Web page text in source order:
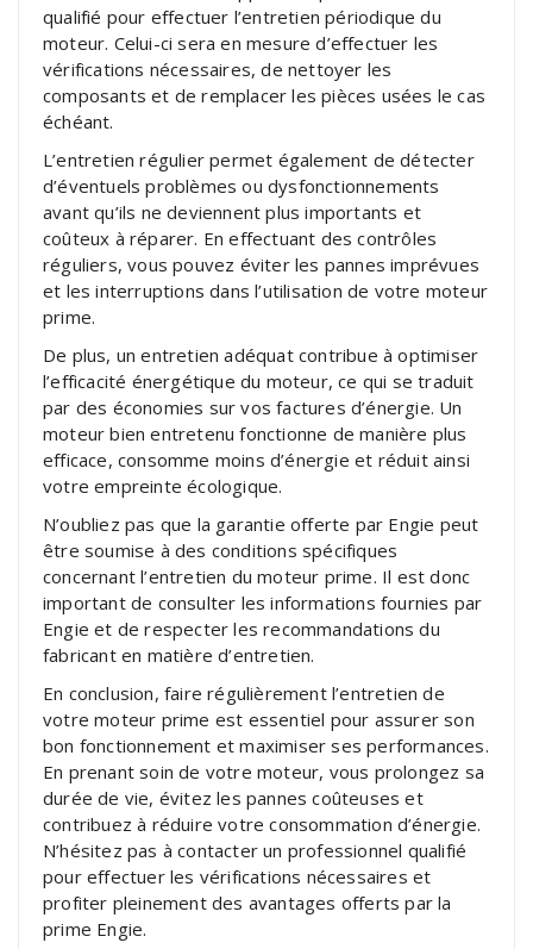
qualifié pour effectuer l’entretien périodique du
moteur. Celui-ci sera en mesure d’effectuer les
vérifications nécessaires, de nettoyer les
composants et de remplacer les pièces usées le cas
échéant.
L’entretien régulier permet également de détecter
d’éventuels problèmes ou dysfonctionnements
avant qu’ils ne deviennent plus importants et
coûteux à réparer. En effectuant des contrôles
réguliers, vous pouvez éviter les pannes imprévues
et les interruptions dans l’utilisation de votre moteur
prime.
De plus, un entretien adéquat contribue à optimiser
l’efficacité énergétique du moteur, ce qui se traduit
par des économies sur vos factures d’énergie. Un
moteur bien entretenu fonctionne de manière plus
efficace, consomme moins d’énergie et réduit ainsi
votre empreinte écologique.
N’oubliez pas que la garantie offerte par Engie peut
être soumise à des conditions spécifiques
concernant l’entretien du moteur prime. Il est donc
important de consulter les informations fournies par
Engie et de respecter les recommandations du
fabricant en matière d’entretien.
En conclusion, faire régulièrement l’entretien de
votre moteur prime est essentiel pour assurer son
bon fonctionnement et maximiser ses performances.
En prenant soin de votre moteur, vous prolongez sa
durée de vie, évitez les pannes coûteuses et
contribuez à réduire votre consommation d’énergie.
N’hésitez pas à contacter un professionnel qualifié
pour effectuer les vérifications nécessaires et
profiter pleinement des avantages offerts par la
prime Engie.